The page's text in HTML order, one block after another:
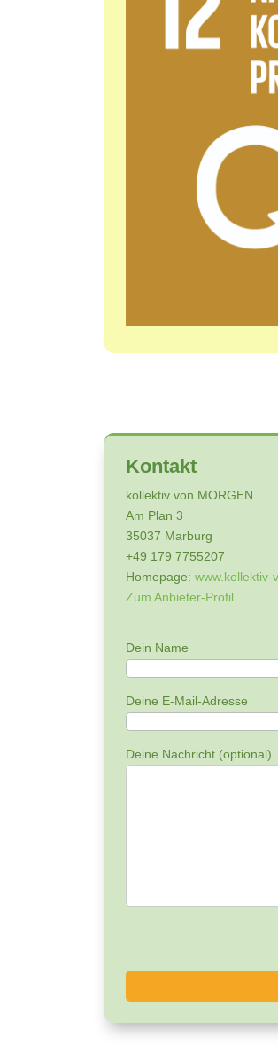
Kontakt
kollektiv von MORGEN
Am Plan 3
35037 Marburg
+49 179 7755207
Homepage:www.kollektiv-
Zum Anbieter-Profil
Dein Name
Deine E-Mail-Adresse
Deine Nachricht (optional)